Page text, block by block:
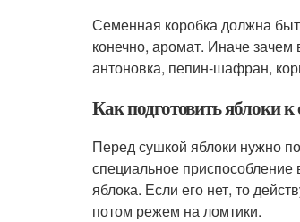
Семенная коробка должна
конечно, аромат. Иначе зачем
антоновка, пепин-шафран,
Как подготовить яблоки
Перед сушкой яблоки нужно
специальное приспособление
яблока. Если его нет, то
потом режем на ломтики.